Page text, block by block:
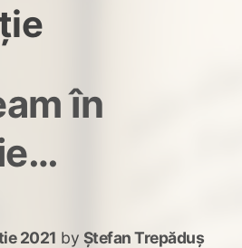
în
2021 by Ștefan Trepăduș